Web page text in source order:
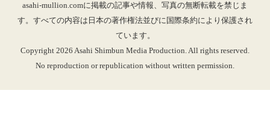
asahi-mullion.comに掲載の記事や情報、写真の無断転載を禁じま
す。すべての内容は日本の著作権法並びに国際条約により保護され
ています。
Copyright 2026 Asahi Shimbun Media Production. All rights reserved.
No reproduction or republication without written permission.